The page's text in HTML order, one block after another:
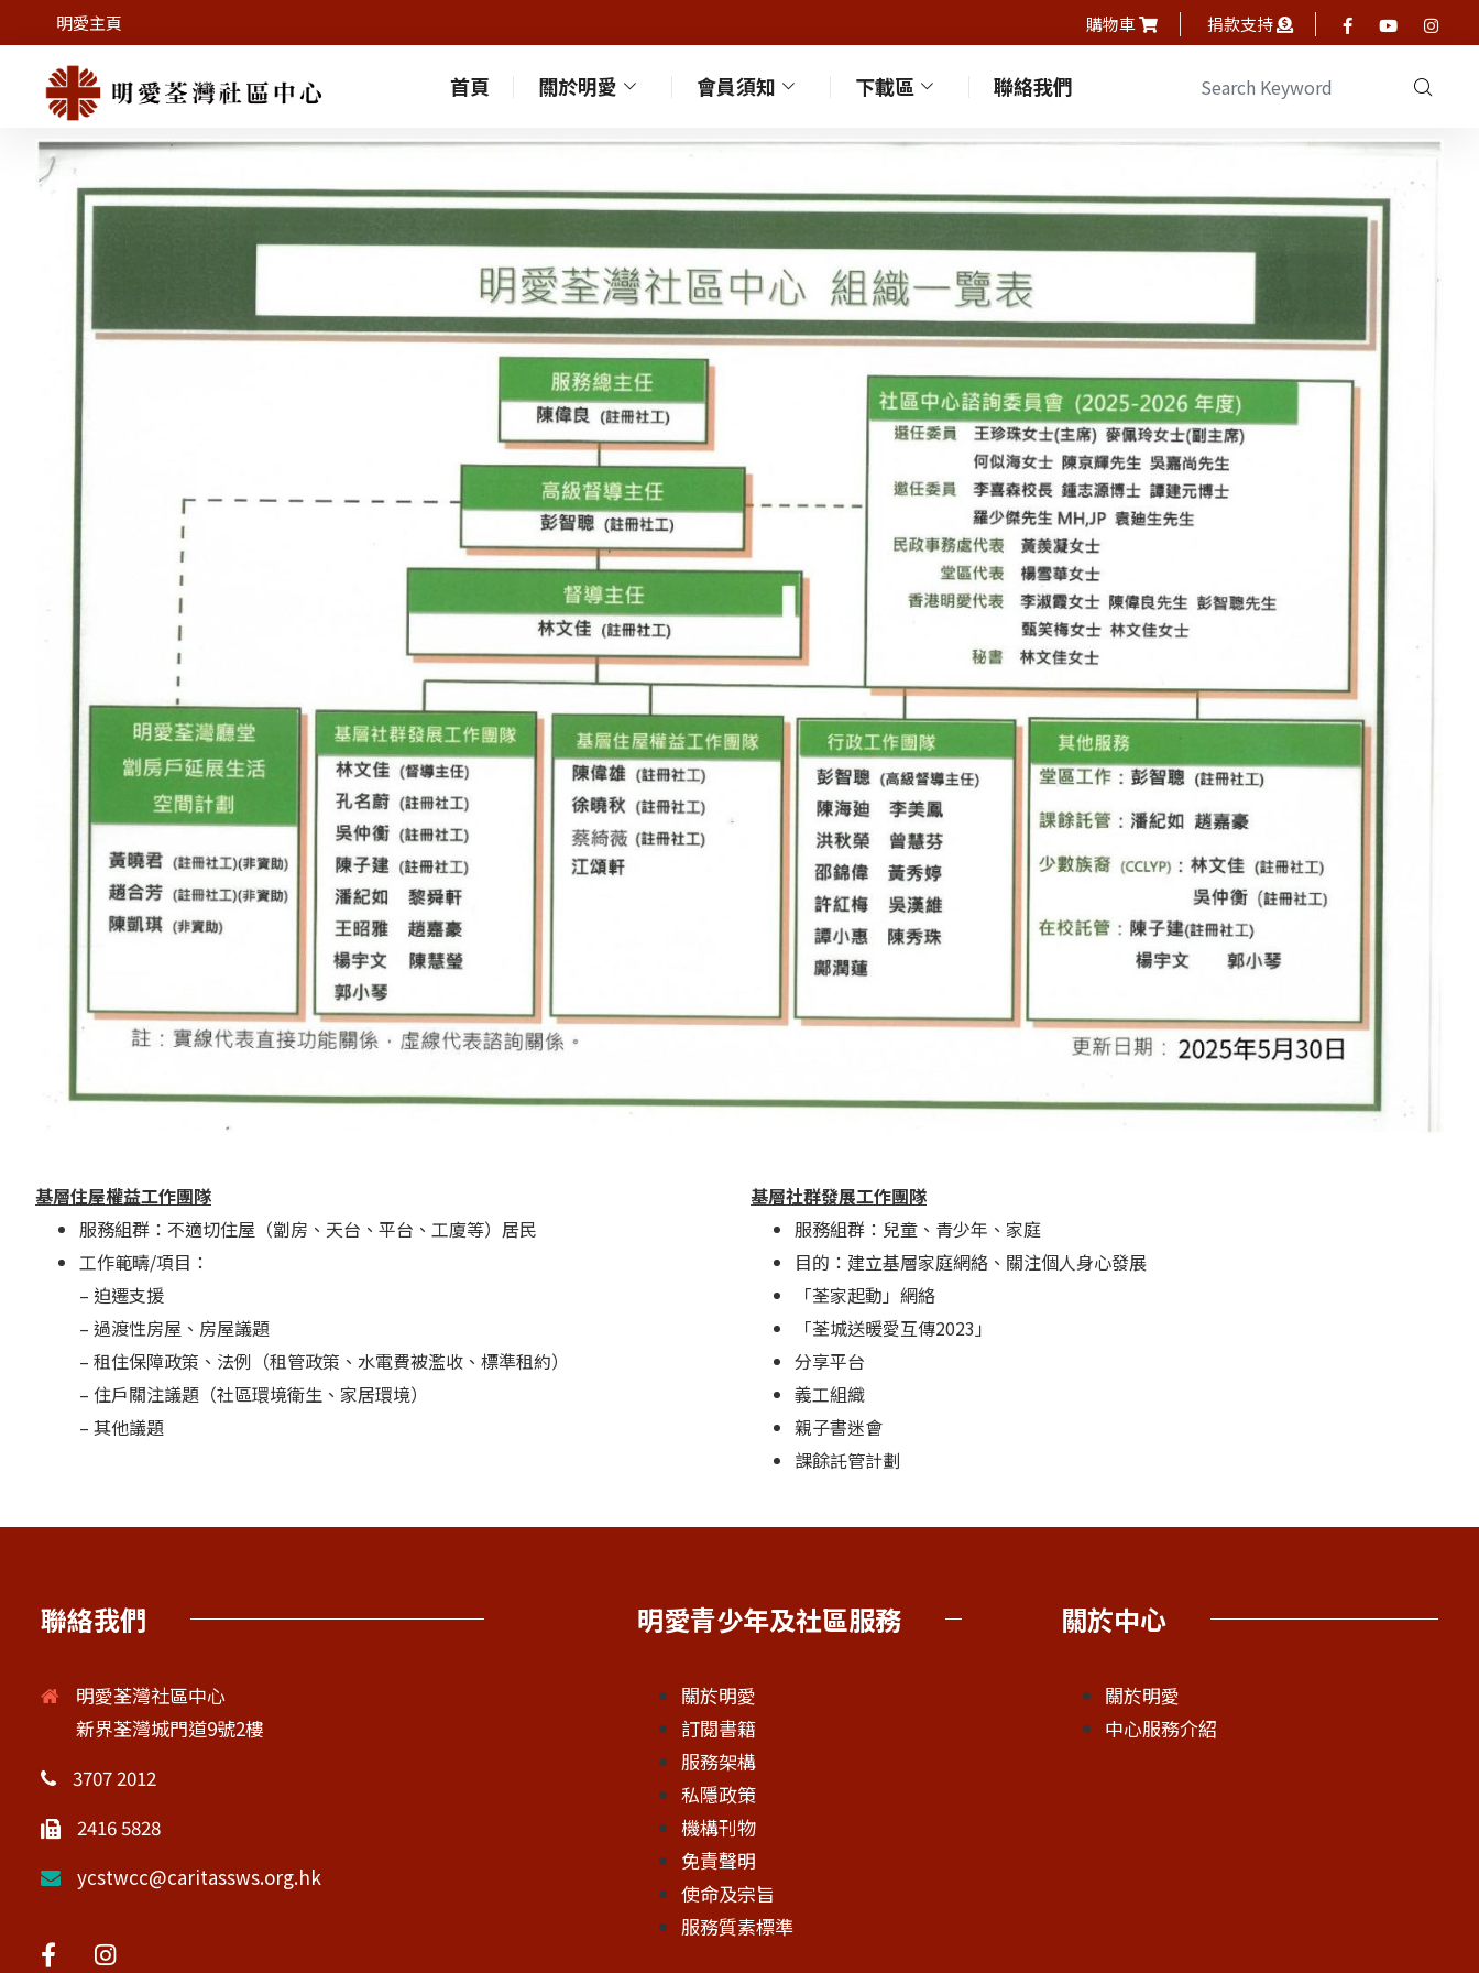
明愛主頁 購物車 捐款支持
首頁 關於明愛 會員須知 下載區 聯絡我們
基層住屋權益工作團隊
服務組群：不適切住屋（劏房、天台、平台、工廈等）居民
工作範疇/項目：
– 迫遷支援
– 過渡性房屋、房屋議題
– 租住保障政策、法例（租管政策、水電費被濫收、標準租約）
– 住戶關注議題（社區環境衛生、家居環境）
– 其他議題
基層社群發展工作團隊
服務組群：兒童、青少年、家庭
目的：建立基層家庭網絡、關注個人身心發展
「荃家起動」網絡
「荃城送暖愛互傳2023」
分享平台
義工組織
親子書迷會
課餘託管計劃
聯絡我們
明愛荃灣社區中心
新界荃灣城門道9號2樓
3707 2012
2416 5828
ycstwcc@caritassws.org.hk
明愛青少年及社區服務
關於明愛
訂閱書籍
服務架構
私隱政策
機構刊物
免責聲明
使命及宗旨
服務質素標準
關於中心
關於明愛
中心服務介紹